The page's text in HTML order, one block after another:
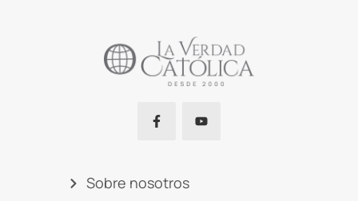
Sobre nosotros